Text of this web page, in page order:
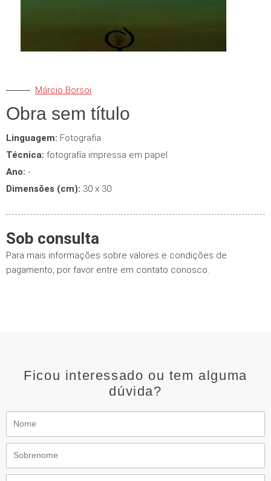
Márcio Borsoi
Obra sem título
Linguagem: Fotografia
Técnica: fotografía impressa em papel
Ano: -
Dimensões (cm): 30 x 30
Sob consulta
Para mais informações sobre valores e condições de
pagamento, por favor entre em contato conosco.
Ficou interessado ou tem alguma
dúvida?